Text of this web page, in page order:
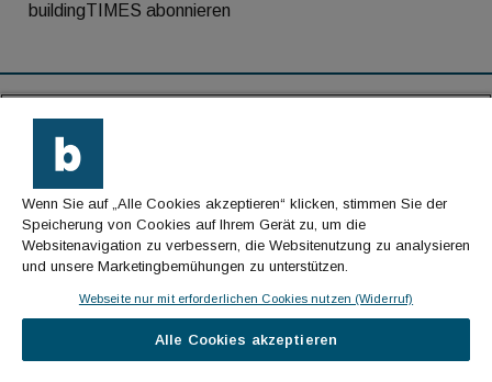
buildingTIMES abonnieren
© Cachalot Media House GmbH - Alle Rechte
Kontakt
Impressum
Datenschutz
Wenn Sie auf „Alle Cookies akzeptieren“ klicken, stimmen Sie der
Speicherung von Cookies auf Ihrem Gerät zu, um die
Websitenavigation zu verbessern, die Websitenutzung zu analysieren
und unsere Marketingbemühungen zu unterstützen.
Webseite nur mit erforderlichen Cookies nutzen (Widerruf)
Alle Cookies akzeptieren